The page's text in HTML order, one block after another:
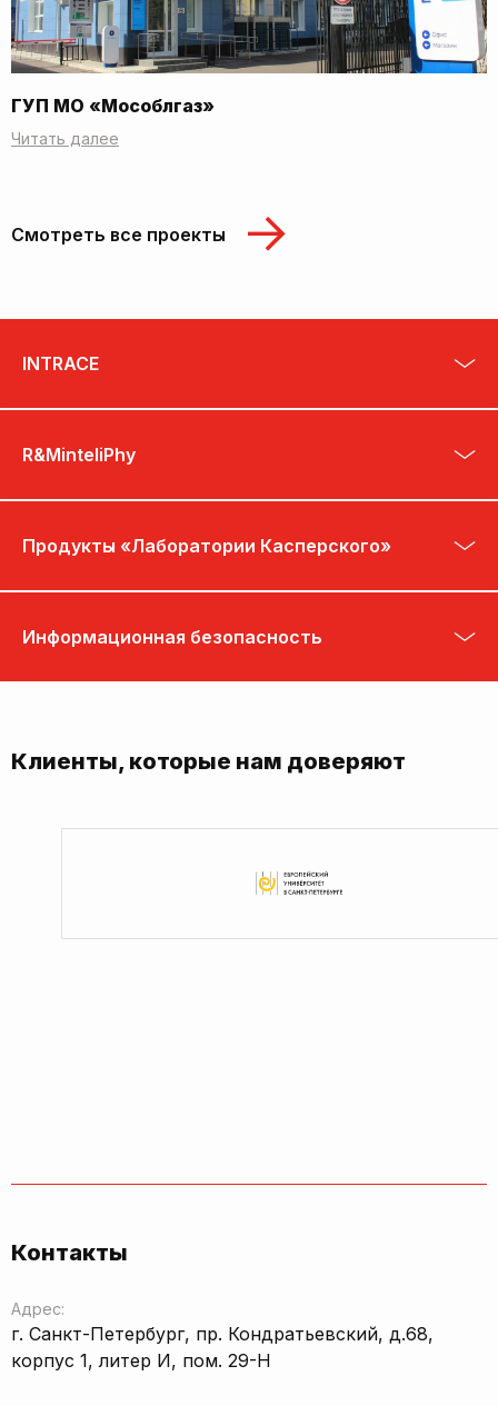
ГУП МО «Мособлгаз»
Читать далее
Смотреть все проекты
INTRACE
R&MinteliPhy
Продукты «Лаборатории Касперского»
Информационная безопасность
Клиенты, которые нам доверяют
Контакты
Адрес:
г. Санкт-Петербург, пр. Кондратьевский, д.68,
корпус 1, литер И, пом. 29-Н